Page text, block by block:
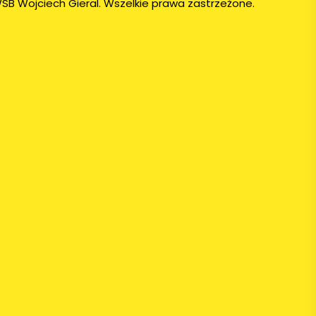
Wojciech Gieral. Wszelkie prawa zastrzeżone.